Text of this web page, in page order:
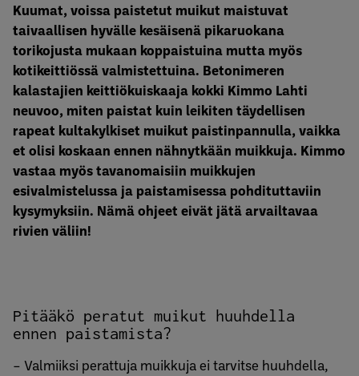
Kuumat, voissa paistetut muikut maistuvat
taivaallisen hyvälle kesäisenä pikaruokana
torikojusta mukaan koppaistuina mutta myös
kotikeittiössä valmistettuina. Betonimeren
kalastajien keittiökuiskaaja kokki Kimmo Lahti
neuvoo, miten paistat kuin leikiten täydellisen
rapeat kultakylkiset muikut paistinpannulla, vaikka
et olisi koskaan ennen nähnytkään muikkuja. Kimmo
vastaa myös tavanomaisiin muikkujen
esivalmistelussa ja paistamisessa pohdituttaviin
kysymyksiin. Nämä ohjeet eivät jätä arvailtavaa
rivien väliin!
Pitääkö peratut muikut huuhdella
ennen paistamista?
– Valmiiksi perattuja muikkuja ei tarvitse huuhdella,